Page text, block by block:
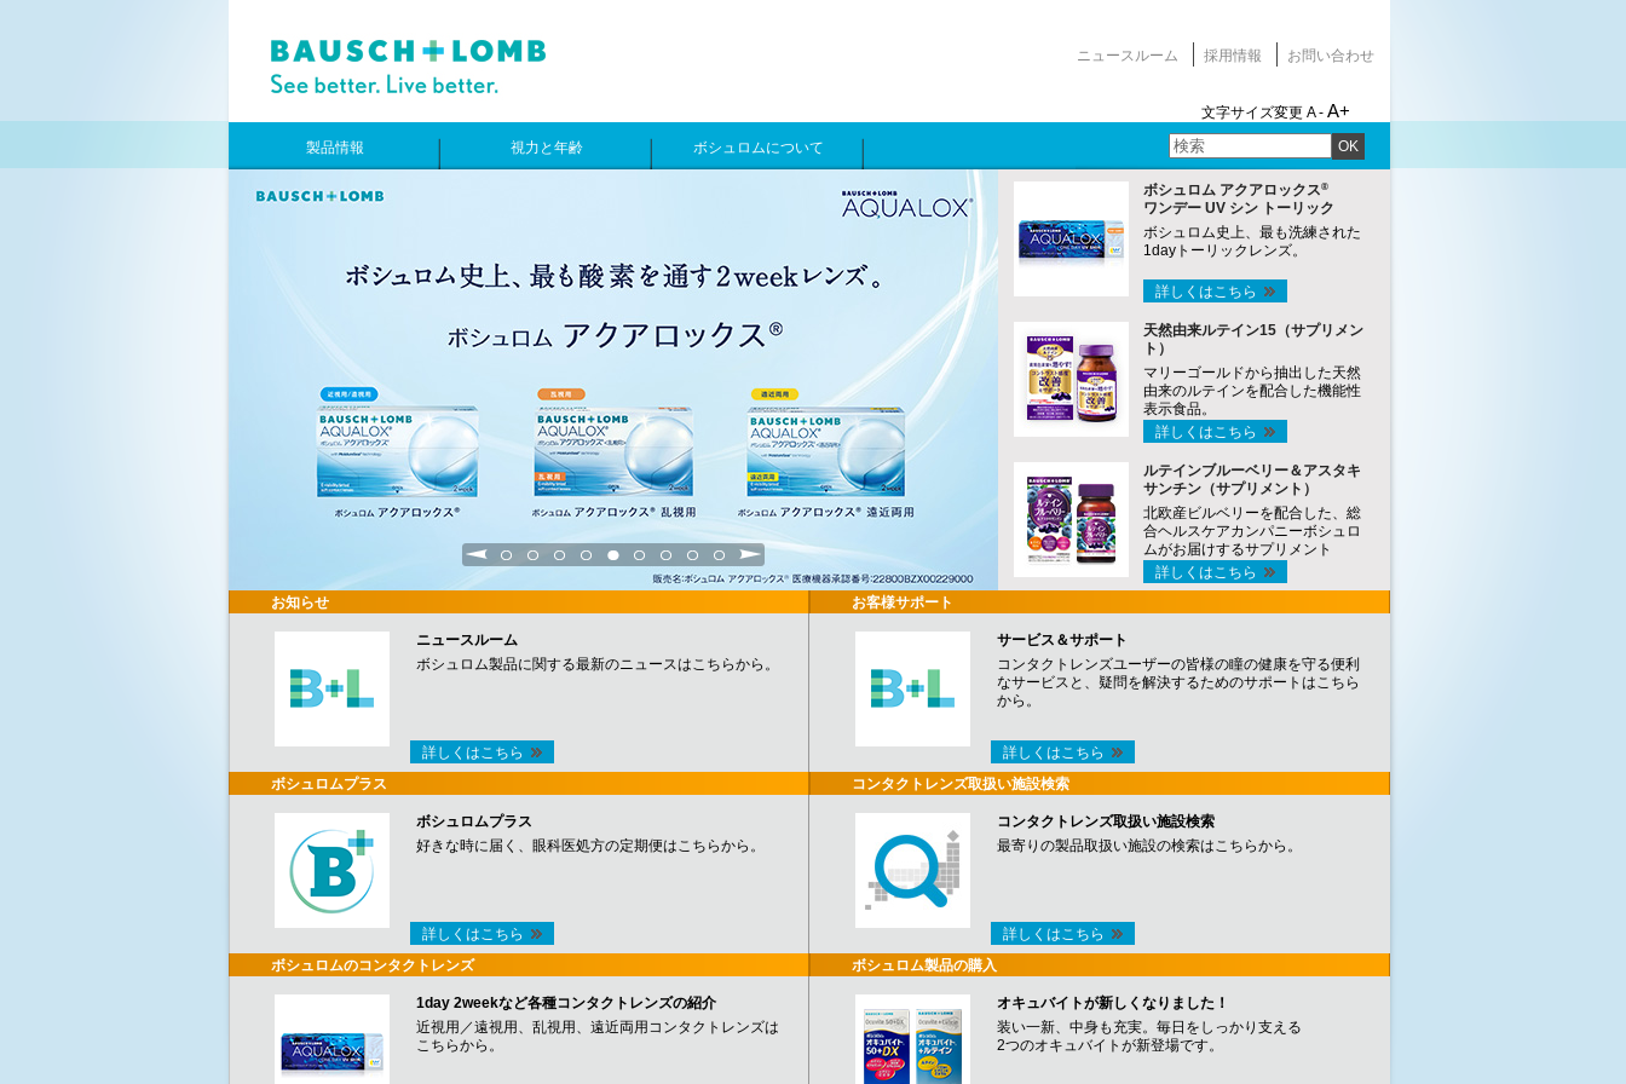
ニュースルーム 採用情報 お問い合わせ
文字サイズ変更 A - A+
OK
製品情報 視力と年齢 ボシュロムについて
1 2 3 4 5 6 7 8 9
ボシュロム アクアロックス®
ワンデー UV シン トーリック
ボシュロム史上、最も洗練された
1dayトーリックレンズ。
詳しくはこちら
天然由来ルテイン15（サプリメン
ト）
マリーゴールドから抽出した天然
由来のルテインを配合した機能性
表示食品。
詳しくはこちら
ルテインブルーベリー＆アスタキ
サンチン（サプリメント）
北欧産ビルベリーを配合した、総
合ヘルスケアカンパニーボシュロ
ムがお届けするサプリメント
詳しくはこちら
お知らせ
ニュースルーム
ボシュロム製品に関する最新のニュースはこちらから。
詳しくはこちら
ボシュロムプラス
ボシュロムプラス
好きな時に届く、眼科医処方の定期便はこちらから。
詳しくはこちら
ボシュロムのコンタクトレンズ
1day 2weekなど各種コンタクトレンズの紹介
近視用／遠視用、乱視用、遠近両用コンタクトレンズは
こちらから。
お客様サポート
サービス＆サポート
コンタクトレンズユーザーの皆様の瞳の健康を守る便利
なサービスと、疑問を解決するためのサポートはこちら
から。
詳しくはこちら
コンタクトレンズ取扱い施設検索
コンタクトレンズ取扱い施設検索
最寄りの製品取扱い施設の検索はこちらから。
詳しくはこちら
ボシュロム製品の購入
オキュバイトが新しくなりました！
装い一新、中身も充実。毎日をしっかり支える
2つのオキュバイトが新登場です。